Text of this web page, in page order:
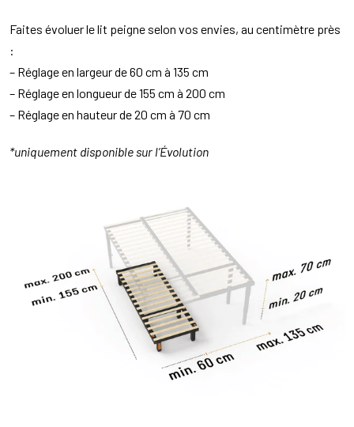
Faites évoluer le lit peigne selon vos envies, au centimètre près
:
– Réglage en largeur de 60 cm à 135 cm
– Réglage en longueur de 155 cm à 200 cm
– Réglage en hauteur de 20 cm à 70 cm
*uniquement disponible sur l’Évolution